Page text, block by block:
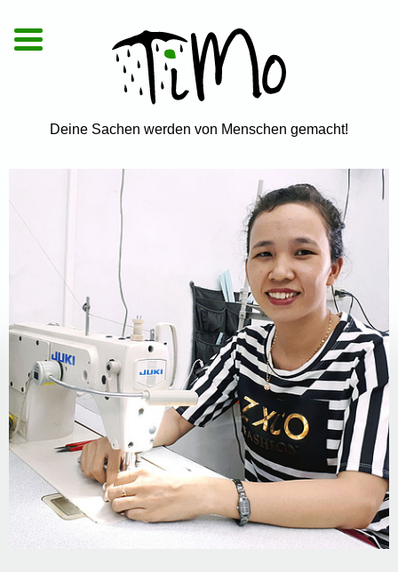
Deine Sachen werden von Menschen gemacht!